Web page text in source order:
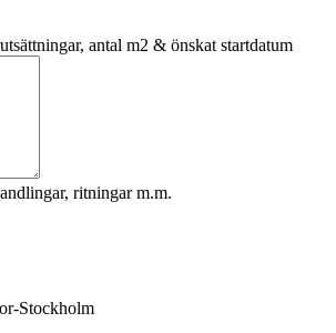
antal m2 & önskat startdatum
ritningar m.m.
Stockholm